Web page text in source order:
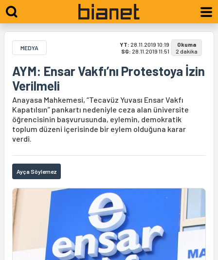
MEDYA YT: 28.11.2019 10:19
SG: 28.11.2019 11:51
Okuma
2 dakika
AYM: Ensar Vakfı’nı Protestoya İzin
Verilmeli
Anayasa Mahkemesi, “Tecavüz Yuvası Ensar Vakfı
Kapatılsın” pankartı nedeniyle ceza alan üniversite
öğrencisinin başvurusunda, eylemin, demokratik
toplum düzeni içerisinde bir eylem olduğuna karar
verdi.
Ayça Söylemez